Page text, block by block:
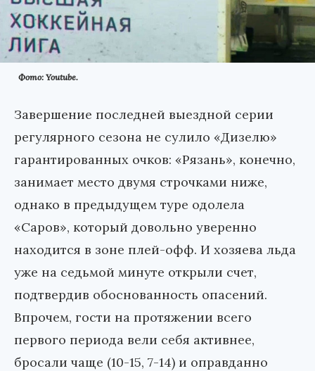
Фото: Youtube.
Завершение последней выездной серии
регулярного сезона не сулило «Дизелю»
гарантированных очков: «Рязань», конечно,
занимает место двумя строчками ниже,
однако в предыдущем туре одолела
«Саров», который довольно уверенно
находится в зоне плей-офф. И хозяева льда
уже на седьмой минуте открыли счет,
подтвердив обоснованность опасений.
Впрочем, гости на протяжении всего
первого периода вели себя активнее,
бросали чаще (10-15, 7-14) и оправданно